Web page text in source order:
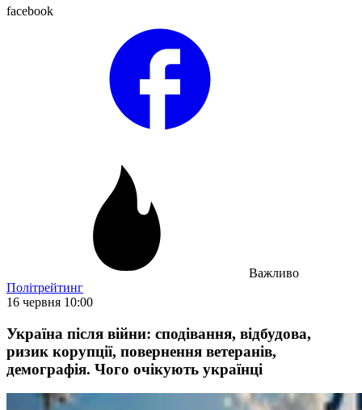
facebook
Важливо
Політрейтинг
16 червня 10:00
Україна після війни: сподівання, відбудова,
ризик корупції, повернення ветеранів,
демографія. Чого очікують українці